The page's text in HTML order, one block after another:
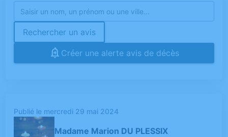
Rechercher un avis
Créer une alerte avis de décès
Publié le mercredi 29 mai 2024
Madame Marion DU PLESSIX